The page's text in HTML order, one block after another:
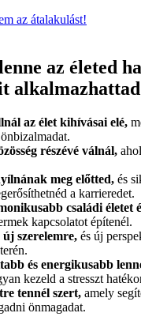
az átalakulást!
az életed
az élet kihívásai elé,
részévé válnál,
meg előtted, és
a karrieredet.
családi életet
kapcsolatot építenél.
szerelemre, és új
és energikusabb
kezeld a stresszt
tennél szert, amely
önmagadat.